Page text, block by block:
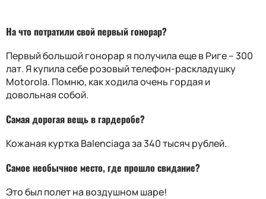
На что потратили свой первый гонорар?
Первый большой гонорар я получила еще в Риге – 300
лат. Я купила себе розовый телефон-раскладушку
Motorola. Помню, как ходила очень гордая и
довольная собой.
Самая дорогая вещь в гардеробе?
Кожаная куртка Balenciaga за 340 тысяч рублей.
Самое необычное место, где прошло свидание?
Это был полет на воздушном шаре!